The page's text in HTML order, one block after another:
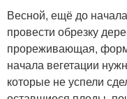
Весной, ещё до
провести обрезку
прореживающая,
начала вегетации
которые не успели